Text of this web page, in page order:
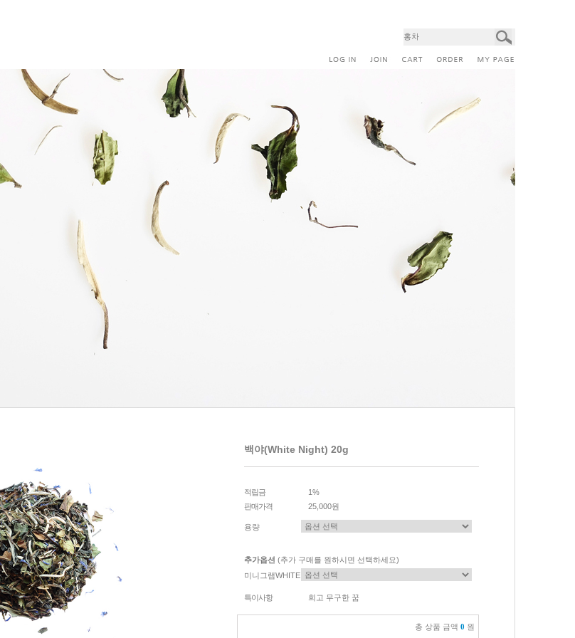
백야(White Night) 20g
적립금
1%
판매가격
25,000원
용량
추가옵션 (추가 구매를 원하시면 선택하세요)
미니그램WHITE
특이사항 희고 무구한 꿈
총 상품 금액 0 원